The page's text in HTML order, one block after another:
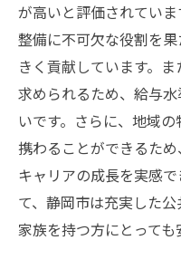
が高いと評価されてい
整備に不可欠な役割を
きく貢献しています。
求められるため、給与
いです。さらに、地域
携わることができるため
キャリアの成長を実感
て、静岡市は充実した公
家族を持つ方にとっても